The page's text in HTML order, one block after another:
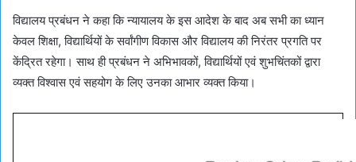
विद्यालय प्रबंधन ने कहा कि न्यायालय के इस आदेश के बाद अब सभी का ध्यान
केवल शिक्षा, विद्यार्थियों के सर्वांगीण विकास और विद्यालय की निरंतर प्रगति पर
केंद्रित रहेगा। साथ ही प्रबंधन ने अभिभावकों, विद्यार्थियों एवं शुभचिंतकों द्वारा
व्यक्त विश्वास एवं सहयोग के लिए उनका आभार व्यक्त किया।